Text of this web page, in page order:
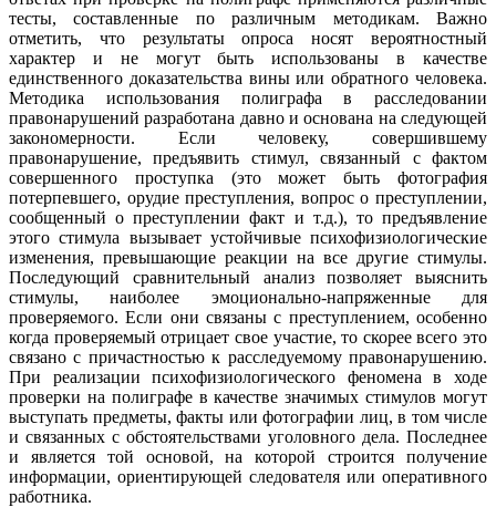
тесты, составленные по различным методикам. Важно
отметить, что результаты опроса носят вероятностный
характер и не могут быть использованы в качестве
единственного доказательства вины или обратного человека.
Методика использования полиграфа в расследовании
правонарушений разработана давно и основана на следующей
закономерности. Если человеку, совершившему
правонарушение, предъявить стимул, связанный с фактом
совершенного проступка (это может быть фотография
потерпевшего, орудие преступления, вопрос о преступлении,
сообщенный о преступлении факт и т.д.), то предъявление
этого стимула вызывает устойчивые психофизиологические
изменения, превышающие реакции на все другие стимулы.
Последующий сравнительный анализ позволяет выяснить
стимулы, наиболее эмоционально-напряженные для
проверяемого. Если они связаны с преступлением, особенно
когда проверяемый отрицает свое участие, то скорее всего это
связано с причастностью к расследуемому правонарушению.
При реализации психофизиологического феномена в ходе
проверки на полиграфе в качестве значимых стимулов могут
выступать предметы, факты или фотографии лиц, в том числе
и связанных с обстоятельствами уголовного дела. Последнее
и является той основой, на которой строится получение
информации, ориентирующей следователя или оперативного
работника.